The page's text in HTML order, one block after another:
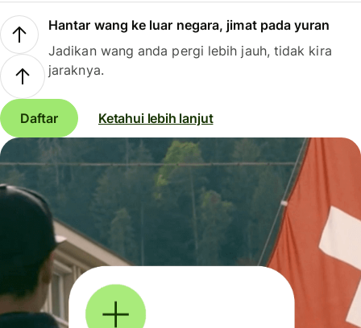
Hantar wang ke luar negara, jimat pada yuran
Jadikan wang anda pergi lebih jauh, tidak kira
jaraknya.
Daftar Ketahui lebih lanjut